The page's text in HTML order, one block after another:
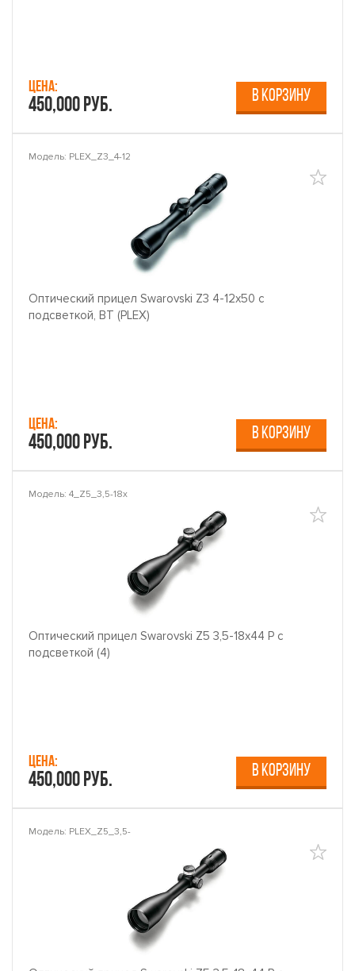
Цена:
450,000 руб. В КОРЗИНУ
Модель: PLEX_Z3_4-12
Оптический прицел Swarovski Z3 4-12x50 с
подсветкой, BT (PLEX)
Цена:
450,000 руб. В КОРЗИНУ
Модель: 4_Z5_3,5-18x
Оптический прицел Swarovski Z5 3,5-18x44 P с
подсветкой (4)
Цена:
450,000 руб. В КОРЗИНУ
Модель: PLEX_Z5_3,5-